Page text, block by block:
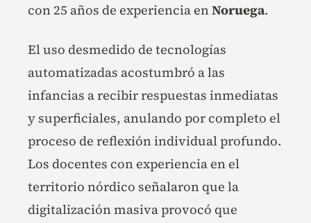
con 25 años de experiencia enNoruega.
El uso desmedido de tecnologías
automatizadas acostumbró a las
infancias a recibir respuestas inmediatas
y superficiales, anulando por completo el
proceso de reflexión individual profundo.
Los docentes con experiencia en el
territorio nórdico señalaron que la
digitalización masiva provocó que